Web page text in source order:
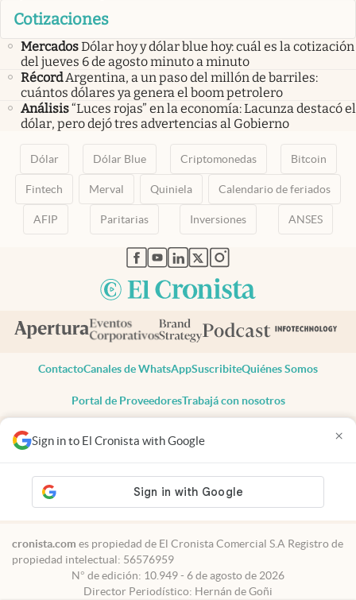
Sign in to El Cronista with Google ×
Cotizaciones
MercadosDólar hoy y dólar blue hoy: cuál es la cotización
del jueves 6 de agosto minuto a minuto
RécordArgentina, a un paso del millón de barriles:
cuántos dólares ya genera el boom petrolero
Análisis“Luces rojas” en la economía: Lacunza destacó el
dólar, pero dejó tres advertencias al Gobierno
Dólar Dólar Blue Criptomonedas Bitcoin
Fintech Merval Quiniela Calendario de feriados
AFIP Paritarias Inversiones ANSES
abre en nueva pestaña
abre en nueva pestaña
abre en nueva pestaña
abre en nueva pestaña
abre en nueva pestaña
ContactoCanales de WhatsAppSuscribiteQuiénes Somos
Portal de ProveedoresTrabajá con nosotros
Todos los derechos reservados
Privacidad
Consentimiento
Tel:+54 11 7078-3270
cronista.com es propiedad de El Cronista Comercial S.A Registro de
propiedad intelectual: 56576959
N° de edición: 10.949 - 6 de agosto de 2026
Director Periodístico: Hernán de Goñi